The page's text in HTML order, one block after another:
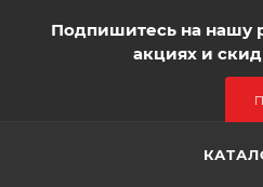
Подпишитесь на нашу
акциях и